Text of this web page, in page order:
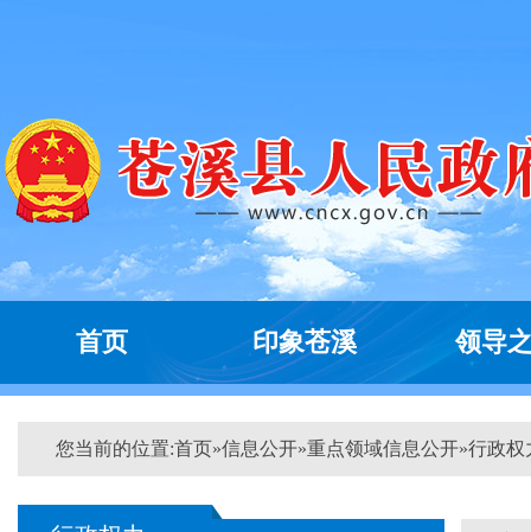
首页 印象苍溪 领导
您当前的位置:首页»信息公开»重点领域信息公开»行政权